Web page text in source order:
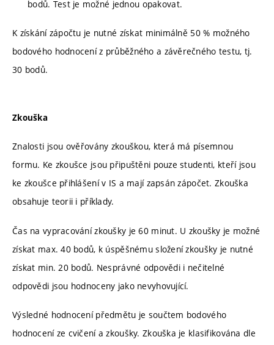
bodů. Test je možné jednou opakovat.
K získání zápočtu je nutné získat minimálně 50 % možného
bodového hodnocení z průběžného a závěrečného testu, tj.
30 bodů.
Zkouška
Znalosti jsou ověřovány zkouškou, která má písemnou
formu. Ke zkoušce jsou připuštěni pouze studenti, kteří jsou
ke zkoušce přihlášení v IS a mají zapsán zápočet. Zkouška
obsahuje teorii i příklady.
Čas na vypracování zkoušky je 60 minut. U zkoušky je možné
získat max. 40 bodů, k úspěšnému složení zkoušky je nutné
získat min. 20 bodů. Nesprávné odpovědi i nečitelné
odpovědi jsou hodnoceny jako nevyhovující.
Výsledné hodnocení předmětu je součtem bodového
hodnocení ze cvičení a zkoušky. Zkouška je klasifikována dle